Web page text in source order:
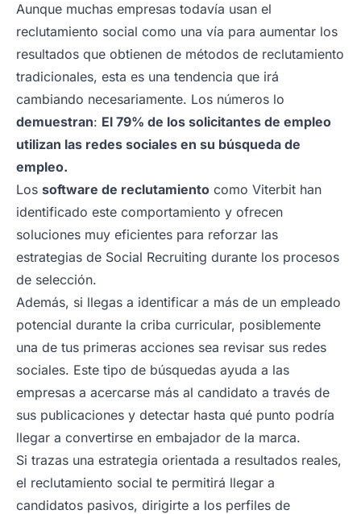
Aunque muchas empresas todavía usan el
reclutamiento social como una vía para aumentar los
resultados que obtienen de métodos de reclutamiento
tradicionales, esta es una tendencia que irá
cambiando necesariamente. Los números lo
demuestran: El 79% de los solicitantes de empleo
utilizan las redes sociales en su búsqueda de
empleo.
Los software de reclutamiento como Viterbit han
identificado este comportamiento y ofrecen
soluciones muy eficientes para reforzar las
estrategias de Social Recruiting durante los procesos
de selección.
Además, si llegas a identificar a más de un empleado
potencial durante la criba curricular, posiblemente
una de tus primeras acciones sea revisar sus redes
sociales. Este tipo de búsquedas ayuda a las
empresas a acercarse más al candidato a través de
sus publicaciones y detectar hasta qué punto podría
llegar a convertirse en embajador de la marca.
Si trazas una estrategia orientada a resultados reales,
el reclutamiento social te permitirá llegar a
candidatos pasivos, dirigirte a los perfiles de